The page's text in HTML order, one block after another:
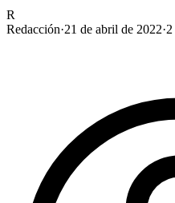
R
Redacción·21 de abril de 2022·2